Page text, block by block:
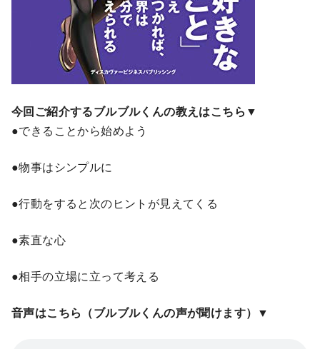
今回ご紹介するブルブルくんの教えはこちら▼
●できることから始めよう
●物事はシンプルに
●行動をすると次のヒントが見えてくる
●素直な心
●相手の立場に立って考える
音声はこちら（ブルブルくんの声が聞けます）▼